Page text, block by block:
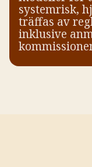
systemrisk,
träffas av
inklusive